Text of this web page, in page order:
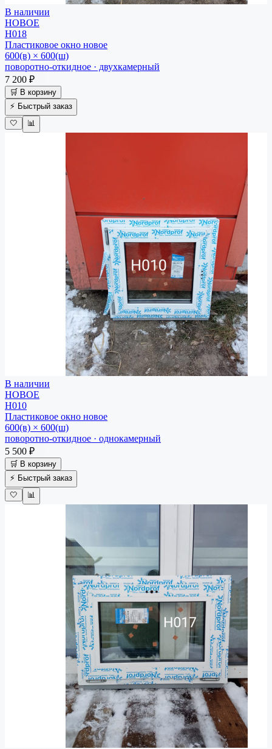
В наличии
НОВОЕ
Н018
Пластиковое окно новое
600(в) × 600(ш)
поворотно-откидное · двухкамерный
7 200 ₽
🛒 В корзину
⚡ Быстрый заказ
🤍
📊
В наличии
НОВОЕ
Н010
Пластиковое окно новое
600(в) × 600(ш)
поворотно-откидное · однокамерный
5 500 ₽
🛒 В корзину
⚡ Быстрый заказ
🤍
📊